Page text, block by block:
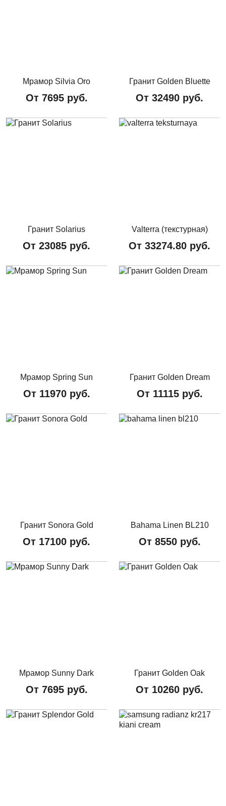
Мрамор Silvia Oro
От 7695руб.
Гранит Golden Bluette
От 32490 руб.
Гранит Solarius
От 23085 руб.
Valterra (текстурная)
От 33274.80 руб.
Мрамор Spring Sun
От 11970руб.
Гранит Golden Dream
От 11115руб.
Гранит Sonora Gold
От 17100 руб.
Bahama Linen BL210
От 8550руб.
Мрамор Sunny Dark
От 7695руб.
Гранит Golden Oak
От 10260 руб.